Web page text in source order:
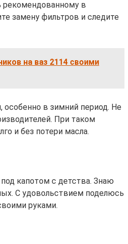
рекомендованному в
замену фильтров и следите
на ваз 2114 своими
особенно в зимний период. Не
При таком
и без потери масла.
капотом с детства. Знаю
С удовольствием поделюсь
руками.